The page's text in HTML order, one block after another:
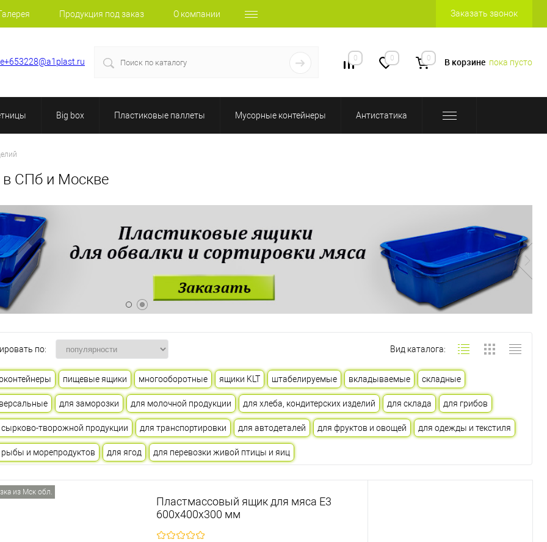
Продукция под заказ О компании Заказать звонок
0 0 0 В корзине пока пусто
Big box Пластиковые паллеты Мусорные контейнеры Антистатика
в СПб и Москве
по: Вид каталога:
пищевые ящики многооборотные ящики KLT штабелируемые вкладываемые складные
для заморозки для молочной продукции для хлеба, кондитерских изделий для склада для грибов
сырково-творожной продукции для транспортировки для автодеталей для фруктов и овощей для одежды и текстиля
рыбы и морепродуктов для ягод для перевозки живой птицы и яиц
из Мск обл.
Пластмассовый ящик для мяса Е3
600х400х300 мм